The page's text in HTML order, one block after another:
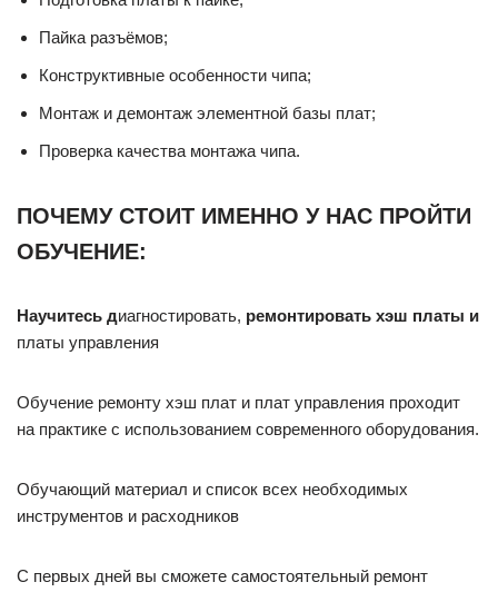
Пайка разъёмов;
Конструктивные особенности чипа;
Монтаж и демонтаж элементной базы плат;
Проверка качества монтажа чипа.
ПОЧЕМУ СТОИТ ИМЕННО У НАС ПРОЙТИ
ОБУЧЕНИЕ:
Научитесь диагностировать, ремонтировать хэш платы и
платы управления
Обучение ремонту хэш плат и плат управления проходит
на практике с использованием современного оборудования.
Обучающий материал и список всех необходимых
инструментов и расходников
С первых дней вы сможете самостоятельный ремонт